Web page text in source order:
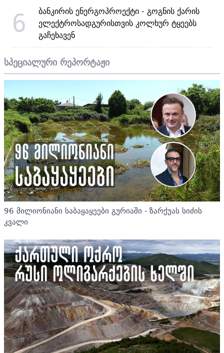
6
ბანკირის ენერგოპროექტი - გოგნის ქარის
ელექტროსადგურისთვის კოლხურ ტყეებს
გაჩეხავენ
სპეციალური რეპორტაჟი
96 მილიონიანი საბაყაყეები გურიაში - ზარქუას სიძის
კვალი